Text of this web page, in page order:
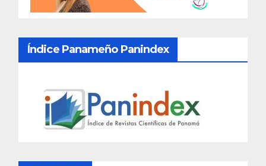
Índice Panameño Panindex